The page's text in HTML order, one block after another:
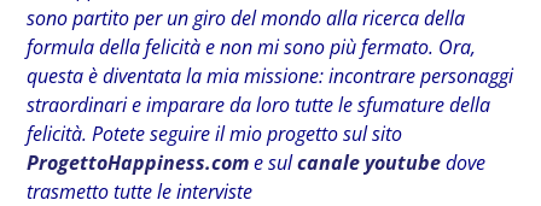
sono partito per un giro del mondo alla ricerca della
formula della felicità e non mi sono più fermato. Ora,
questa è diventata la mia missione: incontrare personaggi
straordinari e imparare da loro tutte le sfumature della
felicità. Potete seguire il mio progetto sul sito
ProgettoHappiness.come sulcanale youtubedove
trasmetto tutte le interviste